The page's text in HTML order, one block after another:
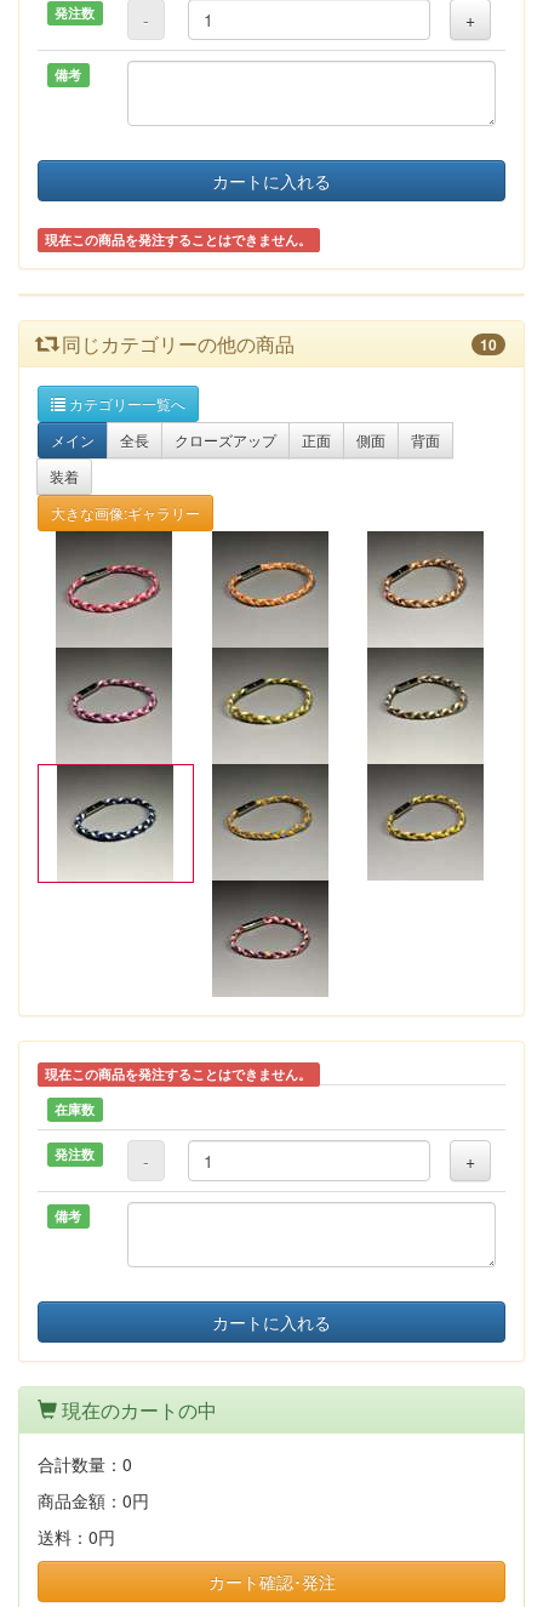
発注数 - +
備考
カートに入れる
現在この商品を発注することはできません。
同じカテゴリーの他の商品 10
カテゴリー一覧へ
メイン
全長 クローズアップ 正面 側面
背面
装着
大きな画像:ギャラリー
現在この商品を発注することはできません。
在庫数
発注数 - +
備考
カートに入れる
現在のカートの中
合計数量： 0
商品金額： 0円
送料： 0円
カート確認･発注